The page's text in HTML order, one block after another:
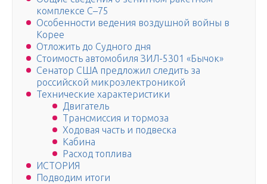
комплексе С–75
Особенности ведения воздушной войны в
Корее
Отложить до Судного дня
Стоимость автомобиля ЗИЛ-5301 «Бычок»
Сенатор США предложил следить за
российской микроэлектроникой
Технические характеристики
Двигатель
Трансмиссия и тормоза
Ходовая часть и подвеска
Кабина
Расход топлива
ИСТОРИЯ
Подводим итоги